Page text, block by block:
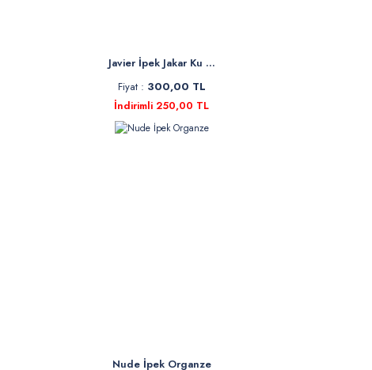
Javier İpek Jakar Ku ...
Fiyat : 300,00 TL
İndirimli 250,00 TL
Nude İpek Organze